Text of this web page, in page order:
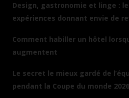
Design, gastronomie et linge :
expériences donnant envie de
Comment habiller un hôtel
augmentent
Le secret le mieux gardé de
pendant la Coupe du monde 2026